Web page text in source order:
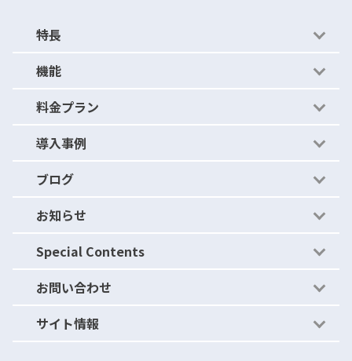
特長
かんたん運用
かんたんルール
ストレージ比較
アクティビティアーカイブ
運用体制（セキュリティ）
機能
機能紹介
- セキュリティの穴を見つける
- セキュリティの穴をふさぐ
- セキュリティの穴を作らない
料金プラン
料金プラン
導入事例
導入事例
ブログ
ブログ
お知らせ
ニュース・リリース
Special Contents
ご紹介キャンペーン
パートナープログラム
お問い合わせ
よくあるご質問
サイト情報